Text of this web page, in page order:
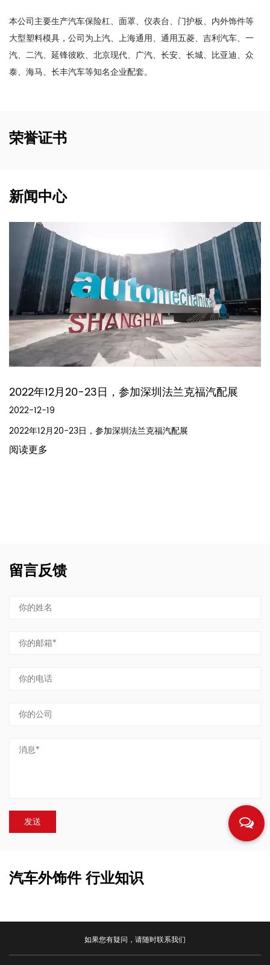
本公司主要生产汽车保险杠、面罩、仪表台、门护板、内外饰件等
大型塑料模具，公司为上汽、上海通用、通用五菱、吉利汽车、一
汽、二汽、延锋彼欧、北京现代、广汽、长安、长城、比亚迪、众
泰、海马、长丰汽车等知名企业配套。
荣誉证书
新闻中心
2022年12月20-23日，参加深圳法兰克福汽配展
2022-12-19
2022年12月20-23日，参加深圳法兰克福汽配展
阅读更多
留言反馈
汽车外饰件 行业知识
如果您有疑问，请随时联系我们